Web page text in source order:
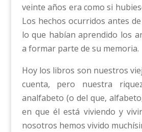
veinte años era como si
Los hechos ocurridos antes
lo que habían aprendido los
a formar parte de su memoria.
Hoy los libros son nuestros
cuenta, pero nuestra
analfabeto (o del que,
en que él está viviendo y
nosotros hemos vivido